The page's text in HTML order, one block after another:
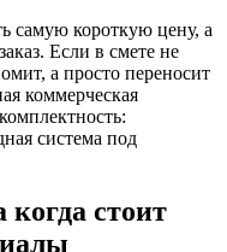
самую короткую цену, а
Если в смете не
а просто переносит
коммерческая
система под
когда стоит